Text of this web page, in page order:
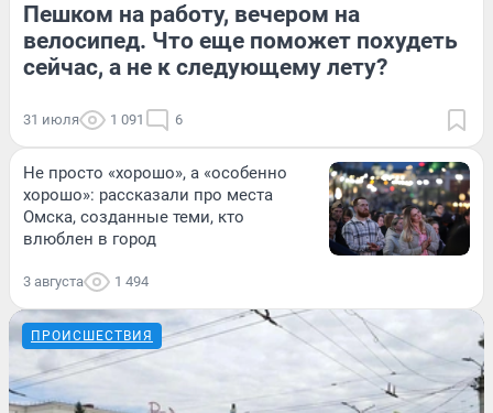
Пешком на работу, вечером на
велосипед. Что еще поможет похудеть
сейчас, а не к следующему лету?
31 июля 1 091 6
Не просто «хорошо», а «особенно
хорошо»: рассказали про места
Омска, созданные теми, кто
влюблен в город
3 августа 1 494
ПРОИСШЕСТВИЯ